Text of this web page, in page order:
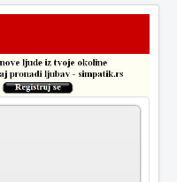
| Registracija